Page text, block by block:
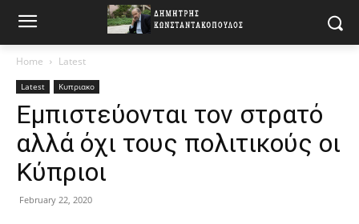
Home Latest
Latest Κυπριακο
Εμπιστεύονται τον στρατό
αλλά όχι τους πολιτικούς οι
Κύπριοι
February 22, 2020